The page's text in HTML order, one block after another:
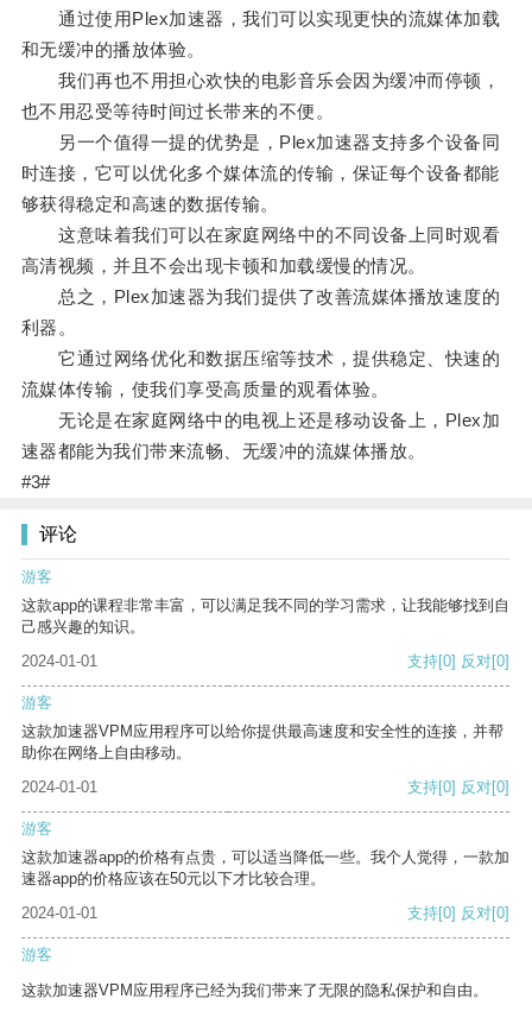
通过使用Plex加速器，我们可以实现更快的流媒体加载
和无缓冲的播放体验。
我们再也不用担心欢快的电影音乐会因为缓冲而停顿，
也不用忍受等待时间过长带来的不便。
另一个值得一提的优势是，Plex加速器支持多个设备同
时连接，它可以优化多个媒体流的传输，保证每个设备都能
够获得稳定和高速的数据传输。
这意味着我们可以在家庭网络中的不同设备上同时观看
高清视频，并且不会出现卡顿和加载缓慢的情况。
总之，Plex加速器为我们提供了改善流媒体播放速度的
利器。
它通过网络优化和数据压缩等技术，提供稳定、快速的
流媒体传输，使我们享受高质量的观看体验。
无论是在家庭网络中的电视上还是移动设备上，Plex加
速器都能为我们带来流畅、无缓冲的流媒体播放。
#3#
评论
游客
这款app的课程非常丰富，可以满足我不同的学习需求，让我能够找到自
己感兴趣的知识。
2024-01-01
支持[0] 反对[0]
游客
这款加速器VPM应用程序可以给你提供最高速度和安全性的连接，并帮
助你在网络上自由移动。
2024-01-01
支持[0] 反对[0]
游客
这款加速器app的价格有点贵，可以适当降低一些。我个人觉得，一款加
速器app的价格应该在50元以下才比较合理。
2024-01-01
支持[0] 反对[0]
游客
这款加速器VPM应用程序已经为我们带来了无限的隐私保护和自由。